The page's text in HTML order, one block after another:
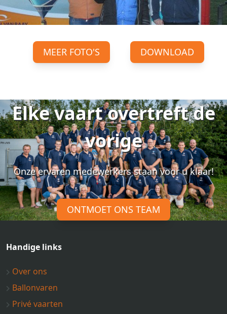
MEER FOTO'S DOWNLOAD
Elke vaart overtreft de
vorige
Onze ervaren medewerkers staan voor u klaar!
ONTMOET ONS TEAM
Handige links
Over ons
Ballonvaren
Privé vaarten